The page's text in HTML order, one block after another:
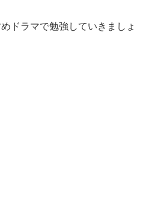
ドラマで勉強していきましょ